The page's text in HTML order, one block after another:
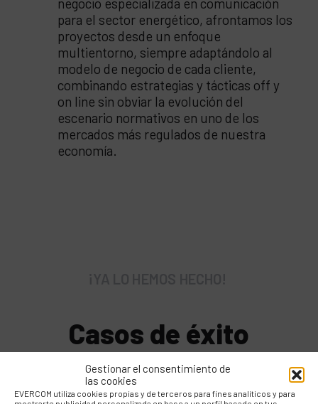
Gestionar el consentimiento de
las cookies
EVERCOM utiliza cookies propias y de terceros para fines analíticos y para
para el sector energético, afrontamos los
proyectos desde un enfoque
multientorno, siempre adaptándolo al
modelo de negocio de cada cliente,
combinando estrategias y tácticas off y
on line sin obviar la evolución del
escenario normativos en uno de los
mercados más regulados de nuestra
economía.
Casos de éxito